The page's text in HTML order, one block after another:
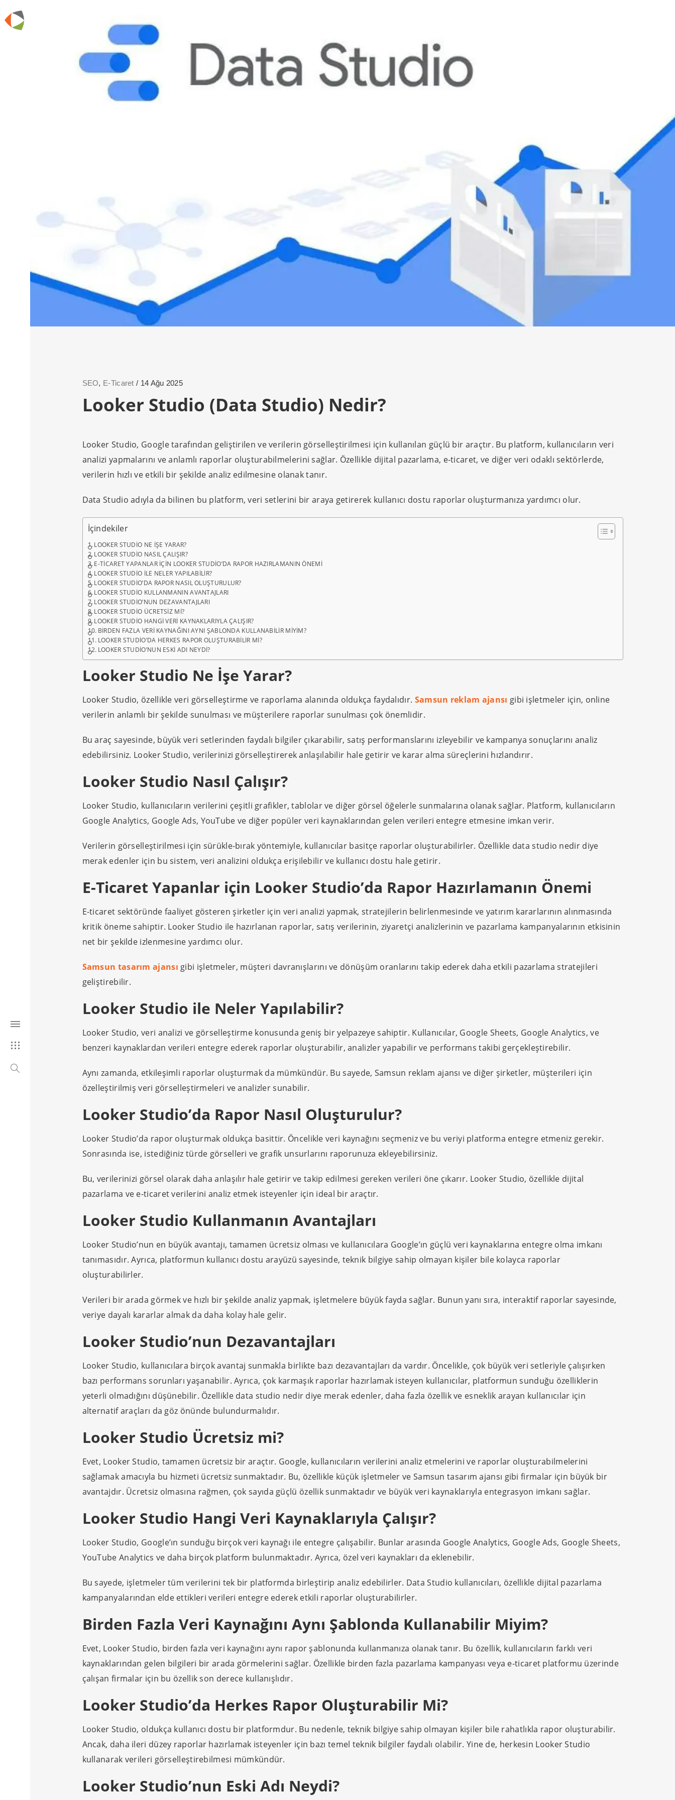
SEO, E-Ticaret / 14 Ağu 2025
Looker Studio (Data Studio) Nedir?
Looker Studio, Google tarafından geliştirilen ve verilerin görselleştirilmesi için kullanılan güçlü bir araçtır. Bu platform, kullanıcıların veri
analizi yapmalarını ve anlamlı raporlar oluşturabilmelerini sağlar. Özellikle dijital pazarlama, e-ticaret, ve diğer veri odaklı sektörlerde,
verilerin hızlı ve etkili bir şekilde analiz edilmesine olanak tanır.
Data Studio adıyla da bilinen bu platform, veri setlerini bir araya getirerek kullanıcı dostu raporlar oluşturmanıza yardımcı olur.
İçindekiler
LOOKER STUDIO NE İŞE YARAR?
LOOKER STUDIO NASIL ÇALIŞIR?
E-TICARET YAPANLAR IÇIN LOOKER STUDIO’DA RAPOR HAZIRLAMANIN ÖNEMI
LOOKER STUDIO ILE NELER YAPILABILIR?
LOOKER STUDIO’DA RAPOR NASIL OLUŞTURULUR?
LOOKER STUDIO KULLANMANIN AVANTAJLARI
LOOKER STUDIO’NUN DEZAVANTAJLARI
LOOKER STUDIO ÜCRETSIZ MI?
LOOKER STUDIO HANGI VERI KAYNAKLARIYLA ÇALIŞIR?
BIRDEN FAZLA VERI KAYNAĞINI AYNI ŞABLONDA KULLANABILIR MIYIM?
LOOKER STUDIO’DA HERKES RAPOR OLUŞTURABILIR MI?
LOOKER STUDIO’NUN ESKI ADI NEYDI?
Looker Studio Ne İşe Yarar?
Looker Studio, özellikle veri görselleştirme ve raporlama alanında oldukça faydalıdır. Samsun reklam ajansı gibi işletmeler için, online
verilerin anlamlı bir şekilde sunulması ve müşterilere raporlar sunulması çok önemlidir.
Bu araç sayesinde, büyük veri setlerinden faydalı bilgiler çıkarabilir, satış performanslarını izleyebilir ve kampanya sonuçlarını analiz
edebilirsiniz. Looker Studio, verilerinizi görselleştirerek anlaşılabilir hale getirir ve karar alma süreçlerini hızlandırır.
Looker Studio Nasıl Çalışır?
Looker Studio, kullanıcıların verilerini çeşitli grafikler, tablolar ve diğer görsel öğelerle sunmalarına olanak sağlar. Platform, kullanıcıların
Google Analytics, Google Ads, YouTube ve diğer popüler veri kaynaklarından gelen verileri entegre etmesine imkan verir.
Verilerin görselleştirilmesi için sürükle-bırak yöntemiyle, kullanıcılar basitçe raporlar oluşturabilirler. Özellikle data studio nedir diye
merak edenler için bu sistem, veri analizini oldukça erişilebilir ve kullanıcı dostu hale getirir.
E-Ticaret Yapanlar için Looker Studio’da Rapor Hazırlamanın Önemi
E-ticaret sektöründe faaliyet gösteren şirketler için veri analizi yapmak, stratejilerin belirlenmesinde ve yatırım kararlarının alınmasında
kritik öneme sahiptir. Looker Studio ile hazırlanan raporlar, satış verilerinin, ziyaretçi analizlerinin ve pazarlama kampanyalarının etkisinin
net bir şekilde izlenmesine yardımcı olur.
Samsun tasarım ajansı gibi işletmeler, müşteri davranışlarını ve dönüşüm oranlarını takip ederek daha etkili pazarlama stratejileri
geliştirebilir.
Looker Studio ile Neler Yapılabilir?
Looker Studio, veri analizi ve görselleştirme konusunda geniş bir yelpazeye sahiptir. Kullanıcılar, Google Sheets, Google Analytics, ve
benzeri kaynaklardan verileri entegre ederek raporlar oluşturabilir, analizler yapabilir ve performans takibi gerçekleştirebilir.
Aynı zamanda, etkileşimli raporlar oluşturmak da mümkündür. Bu sayede, Samsun reklam ajansı ve diğer şirketler, müşterileri için
özelleştirilmiş veri görselleştirmeleri ve analizler sunabilir.
Looker Studio’da Rapor Nasıl Oluşturulur?
Looker Studio’da rapor oluşturmak oldukça basittir. Öncelikle veri kaynağını seçmeniz ve bu veriyi platforma entegre etmeniz gerekir.
Sonrasında ise, istediğiniz türde görselleri ve grafik unsurlarını raporunuza ekleyebilirsiniz.
Bu, verilerinizi görsel olarak daha anlaşılır hale getirir ve takip edilmesi gereken verileri öne çıkarır. Looker Studio, özellikle dijital
pazarlama ve e-ticaret verilerini analiz etmek isteyenler için ideal bir araçtır.
Looker Studio Kullanmanın Avantajları
Looker Studio’nun en büyük avantajı, tamamen ücretsiz olması ve kullanıcılara Google’ın güçlü veri kaynaklarına entegre olma imkanı
tanımasıdır. Ayrıca, platformun kullanıcı dostu arayüzü sayesinde, teknik bilgiye sahip olmayan kişiler bile kolayca raporlar
oluşturabilirler.
Verileri bir arada görmek ve hızlı bir şekilde analiz yapmak, işletmelere büyük fayda sağlar. Bunun yanı sıra, interaktif raporlar sayesinde,
veriye dayalı kararlar almak da daha kolay hale gelir.
Looker Studio’nun Dezavantajları
Looker Studio, kullanıcılara birçok avantaj sunmakla birlikte bazı dezavantajları da vardır. Öncelikle, çok büyük veri setleriyle çalışırken
bazı performans sorunları yaşanabilir. Ayrıca, çok karmaşık raporlar hazırlamak isteyen kullanıcılar, platformun sunduğu özelliklerin
yeterli olmadığını düşünebilir. Özellikle data studio nedir diye merak edenler, daha fazla özellik ve esneklik arayan kullanıcılar için
alternatif araçları da göz önünde bulundurmalıdır.
Looker Studio Ücretsiz mi?
Evet, Looker Studio, tamamen ücretsiz bir araçtır. Google, kullanıcıların verilerini analiz etmelerini ve raporlar oluşturabilmelerini
sağlamak amacıyla bu hizmeti ücretsiz sunmaktadır. Bu, özellikle küçük işletmeler ve Samsun tasarım ajansı gibi firmalar için büyük bir
avantajdır. Ücretsiz olmasına rağmen, çok sayıda güçlü özellik sunmaktadır ve büyük veri kaynaklarıyla entegrasyon imkanı sağlar.
Looker Studio Hangi Veri Kaynaklarıyla Çalışır?
Looker Studio, Google’ın sunduğu birçok veri kaynağı ile entegre çalışabilir. Bunlar arasında Google Analytics, Google Ads, Google Sheets,
YouTube Analytics ve daha birçok platform bulunmaktadır. Ayrıca, özel veri kaynakları da eklenebilir.
Bu sayede, işletmeler tüm verilerini tek bir platformda birleştirip analiz edebilirler. Data Studio kullanıcıları, özellikle dijital pazarlama
kampanyalarından elde ettikleri verileri entegre ederek etkili raporlar oluşturabilirler.
Birden Fazla Veri Kaynağını Aynı Şablonda Kullanabilir Miyim?
Evet, Looker Studio, birden fazla veri kaynağını aynı rapor şablonunda kullanmanıza olanak tanır. Bu özellik, kullanıcıların farklı veri
kaynaklarından gelen bilgileri bir arada görmelerini sağlar. Özellikle birden fazla pazarlama kampanyası veya e-ticaret platformu üzerinde
çalışan firmalar için bu özellik son derece kullanışlıdır.
Looker Studio’da Herkes Rapor Oluşturabilir Mi?
Looker Studio, oldukça kullanıcı dostu bir platformdur. Bu nedenle, teknik bilgiye sahip olmayan kişiler bile rahatlıkla rapor oluşturabilir.
Ancak, daha ileri düzey raporlar hazırlamak isteyenler için bazı temel teknik bilgiler faydalı olabilir. Yine de, herkesin Looker Studio
kullanarak verileri görselleştirebilmesi mümkündür.
Looker Studio’nun Eski Adı Neydi?